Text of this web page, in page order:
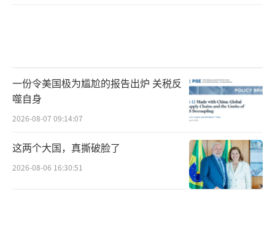
一份令美国极为尴尬的报告出炉 关税反
噬自身
2026-08-07 09:14:07
这两个大国，真撕破脸了
2026-08-06 16:30:51